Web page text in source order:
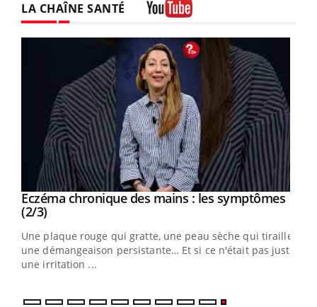
LA CHAÎNE SANTÉ
Youtube
Eczéma chronique des mains : les symptômes
(2/3)Youtube
Une plaque rouge qui gratte, une peau sèche qui tiraille,
une démangeaison persistante… Et si ce n'était pas juste
une irritation ...